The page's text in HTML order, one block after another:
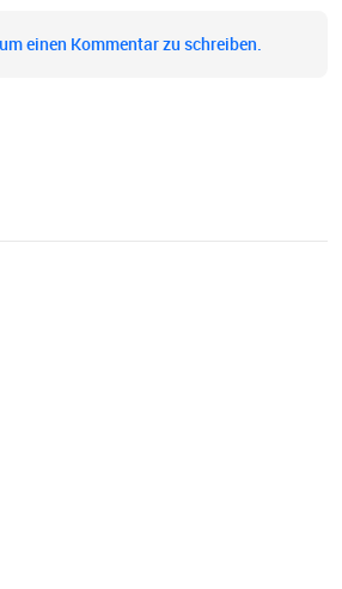
einen Kommentar zu schreiben.